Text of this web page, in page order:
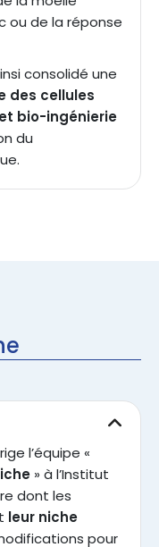
ou de la réponse
consolidé une
des cellules
bio-ingénierie
du
l’équipe «
» à l’Institut
dont les
leur niche
pour